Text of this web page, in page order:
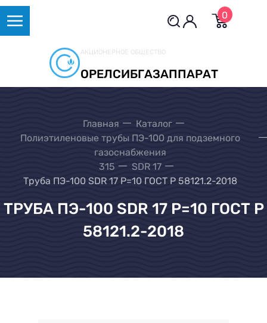
0
АКЦИОНЕРНОЕ ОБЩЕСТВО
ОРЕЛСИБГАЗАППАРАТ
Главная
Каталог
Полиэтиленовые трубы ПЭ-100 для подземного
газоснабжения
315
SDR 17
Труба ПЭ-100 SDR 17 Р=10 ГОСТ Р 58121.2-2018
ТРУБА ПЭ-100 SDR 17 Р=10 ГОСТ Р
58121.2-2018